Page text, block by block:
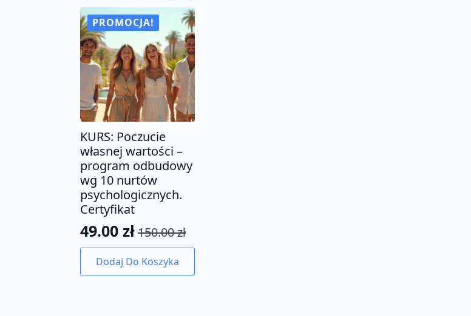
PROMOCJA!
KURS: Poczucie
własnej wartości –
program odbudowy
wg 10 nurtów
psychologicznych.
Certyfikat
150.00zł
Pierwotna
cena
wynosiła:
49.00 zł
Aktualna
cena
wynosi:
Dodaj Do Koszyka